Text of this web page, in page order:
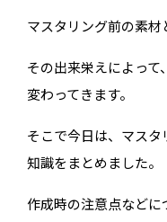
マスタリング前の素材
その出来栄えによっ
変わってきます。
そこで今日は、マス
知識をまとめました。
作成時の注意点など